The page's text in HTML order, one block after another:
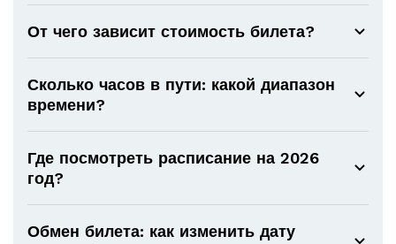
От чего зависит стоимость билета?
Сколько часов в пути: какой диапазон
времени?
Где посмотреть расписание на 2026
год?
Обмен билета: как изменить дату